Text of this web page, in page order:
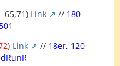
65,71) Link // 180
) Link // 18er, 120